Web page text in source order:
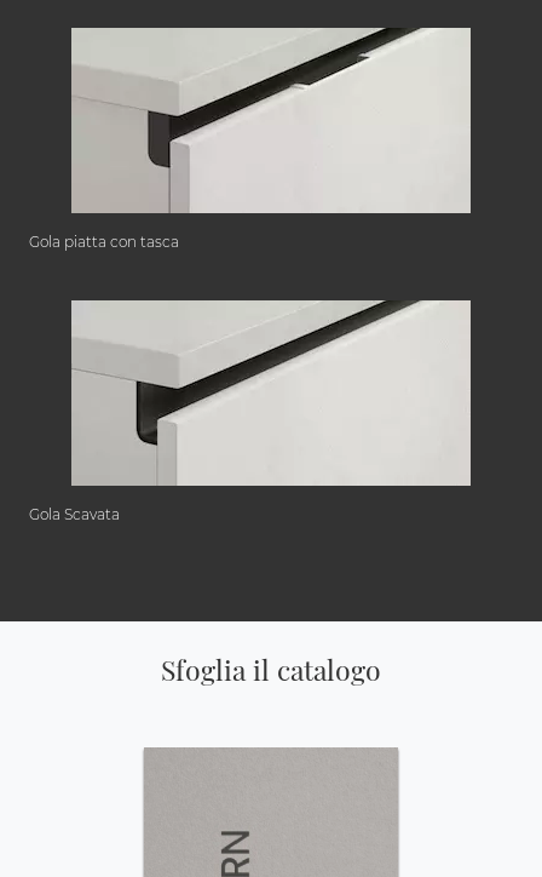
Gola piatta con tasca
Gola Scavata
Sfoglia il catalogo